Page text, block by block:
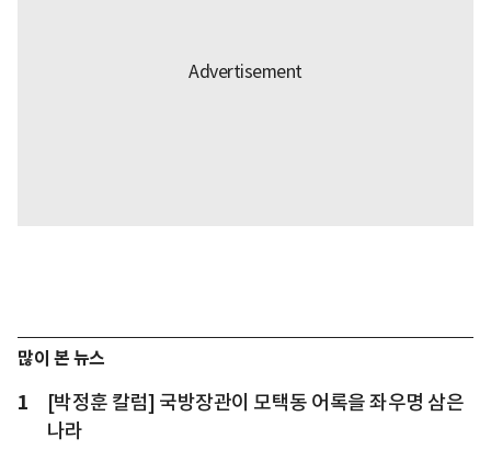
많이 본 뉴스
1
[박정훈 칼럼] 국방장관이 모택동 어록을 좌우명 삼은
나라